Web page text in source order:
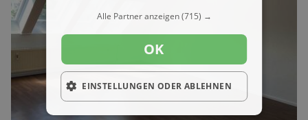
Alle Partner anzeigen(715) →
OK
EINSTELLUNGEN ODER ABLEHNEN